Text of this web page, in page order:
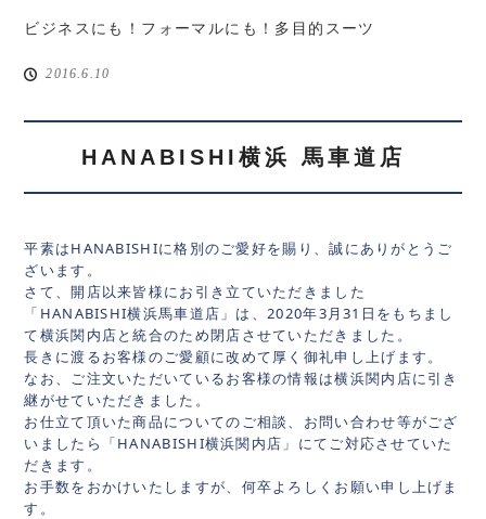
ビジネスにも！フォーマルにも！多目的スーツ
2016.6.10
HANABISHI横浜 馬車道店
平素はHANABISHIに格別のご愛好を賜り、誠にありがとうご
ざいます。
さて、開店以来皆様にお引き立ていただきました
「HANABISHI横浜馬車道店」は、2020年3月31日をもちまし
て横浜関内店と統合のため閉店させていただきました。
長きに渡るお客様のご愛顧に改めて厚く御礼申し上げます。
なお、ご注文いただいているお客様の情報は横浜関内店に引き
継がせていただきました。
お仕立て頂いた商品についてのご相談、お問い合わせ等がござ
いましたら「HANABISHI横浜関内店」にてご対応させていた
だきます。
お手数をおかけいたしますが、何卒よろしくお願い申し上げま
す。